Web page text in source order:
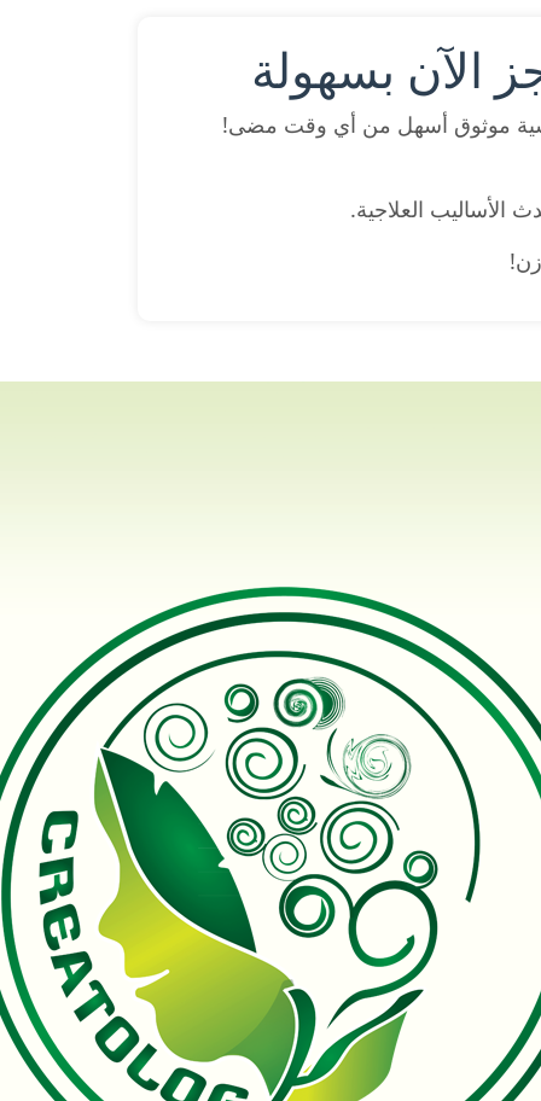
الآن بسهولة
موثوق أسهل من أي وقت مضى!
الأساليب العلاجية.